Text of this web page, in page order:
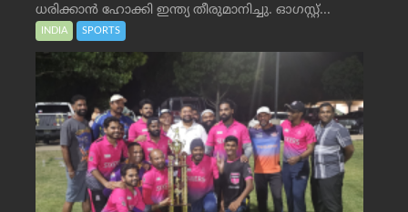
ധരിക്കാൻ ഹോക്കി ഇന്ത്യ തീരുമാനിച്ചു. ഓഗസ്റ്റ്...
INDIA SPORTS